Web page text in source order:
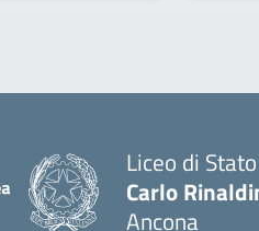
Liceo di Stato
Carlo
Ancona